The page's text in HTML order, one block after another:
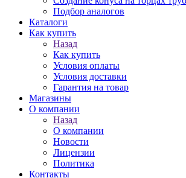
Подбор аналогов
Каталоги
Как купить
Назад
Как купить
Условия оплаты
Условия доставки
Гарантия на товар
Магазины
О компании
Назад
О компании
Новости
Лицензии
Политика
Контакты